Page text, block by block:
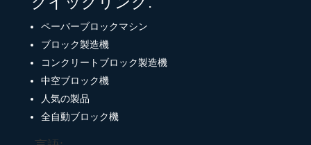
ペーバーブロックマシン
ブロック製造機
コンクリートブロック製造機
中空ブロック機
人気の製品
全自動ブロック機